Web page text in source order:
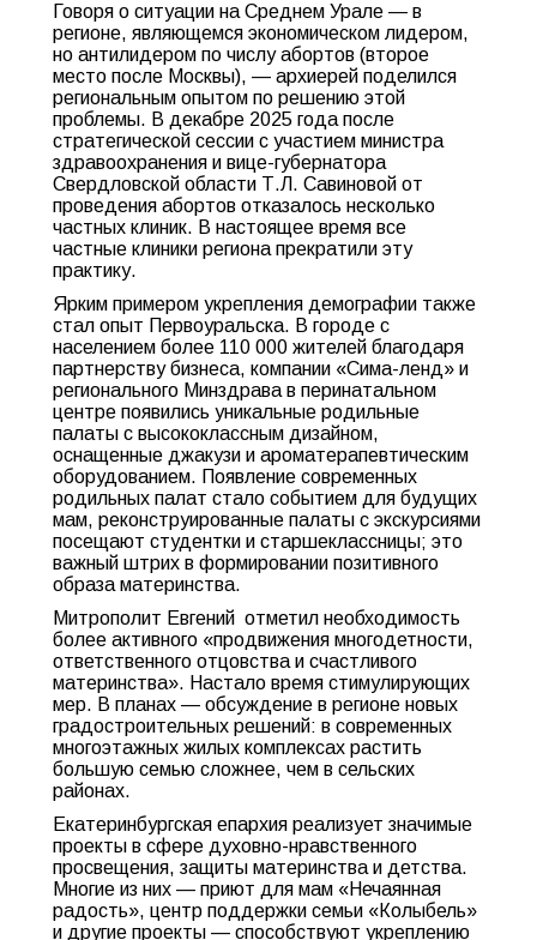
Говоря о ситуации на Среднем Урале — в
регионе, являющемся экономическом лидером,
но антилидером по числу абортов (второе
место после Москвы), — архиерей поделился
региональным опытом по решению этой
проблемы. В декабре 2025 года после
стратегической сессии с участием министра
здравоохранения и вице-губернатора
Свердловской области Т.Л. Савиновой от
проведения абортов отказалось несколько
частных клиник. В настоящее время все
частные клиники региона прекратили эту
практику.
Ярким примером укрепления демографии также
стал опыт Первоуральска. В городе с
населением более 110 000 жителей благодаря
партнерству бизнеса, компании «Сима-ленд» и
регионального Минздрава в перинатальном
центре появились уникальные родильные
палаты с высококлассным дизайном,
оснащенные джакузи и ароматерапевтическим
оборудованием. Появление современных
родильных палат стало событием для будущих
мам, реконструированные палаты с экскурсиями
посещают студентки и старшеклассницы; это
важный штрих в формировании позитивного
образа материнства.
Митрополит Евгений отметил необходимость
более активного «продвижения многодетности,
ответственного отцовства и счастливого
материнства». Настало время стимулирующих
мер. В планах — обсуждение в регионе новых
градостроительных решений: в современных
многоэтажных жилых комплексах растить
большую семью сложнее, чем в сельских
районах.
Екатеринбургская епархия реализует значимые
проекты в сфере духовно-нравственного
просвещения, защиты материнства и детства.
Многие из них — приют для мам «Нечаянная
радость», центр поддержки семьи «Колыбель»
и другие проекты — способствуют укреплению